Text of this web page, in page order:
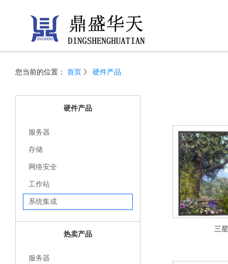
您当前的位置： 首页 》 硬件产品
硬件产品
服务器
存储
网络安全
工作站
系统集成
热卖产品
服务器
三